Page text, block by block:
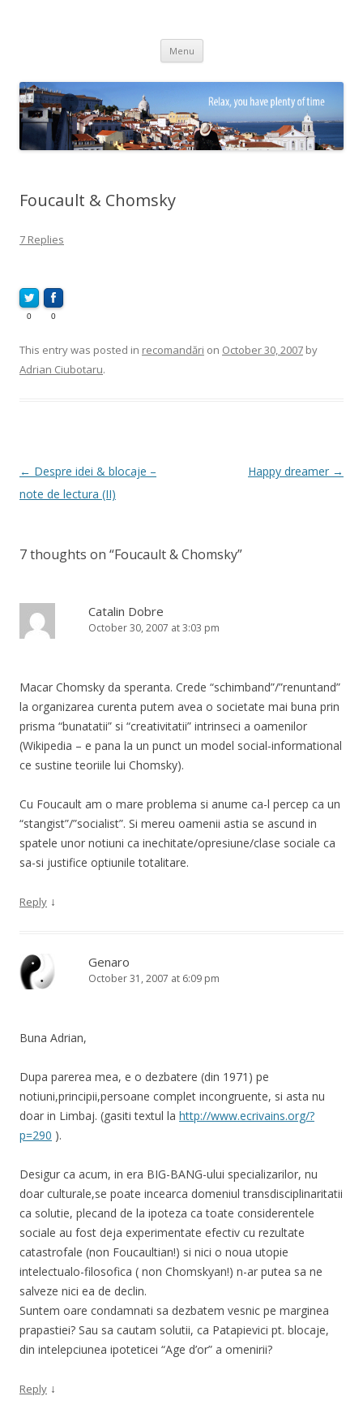
Menu Skip
content
Foucault & Chomsky
7 Replies
0 0
This entry was posted in recomandări on October 30, 2007 by
Adrian Ciubotaru.
Post
navigation
← Despre idei & blocaje –
note de lectura (II)
Happy dreamer →
7 thoughts on “Foucault & Chomsky”
Catalin Dobre
October 30, 2007 at 3:03 pm
Macar Chomsky da speranta. Crede “schimband”/”renuntand”
la organizarea curenta putem avea o societate mai buna prin
prisma “bunatatii” si “creativitatii” intrinseci a oamenilor
(Wikipedia – e pana la un punct un model social-informational
ce sustine teoriile lui Chomsky).
Cu Foucault am o mare problema si anume ca-l percep ca un
“stangist”/”socialist”. Si mereu oamenii astia se ascund in
spatele unor notiuni ca inechitate/opresiune/clase sociale ca
sa-si justifice optiunile totalitare.
Reply ↓
Genaro
October 31, 2007 at 6:09 pm
Buna Adrian,
Dupa parerea mea, e o dezbatere (din 1971) pe
notiuni,principii,persoane complet incongruente, si asta nu
doar in Limbaj. (gasiti textul la http://www.ecrivains.org/?
p=290 ).
Desigur ca acum, in era BIG-BANG-ului specializarilor, nu
doar culturale,se poate incearca domeniul transdisciplinaritatii
ca solutie, plecand de la ipoteza ca toate considerentele
sociale au fost deja experimentate efectiv cu rezultate
catastrofale (non Foucaultian!) si nici o noua utopie
intelectualo-filosofica ( non Chomskyan!) n-ar putea sa ne
salveze nici ea de declin.
Suntem oare condamnati sa dezbatem vesnic pe marginea
prapastiei? Sau sa cautam solutii, ca Patapievici pt. blocaje,
din intelepciunea ipoteticei “Age d’or” a omenirii?
Reply ↓